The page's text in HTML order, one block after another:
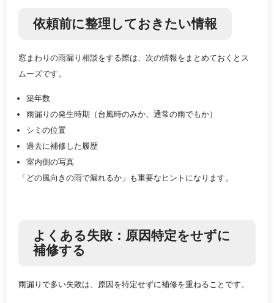
依頼前に整理しておきたい情報
窓まわりの雨漏り相談をする際は、次の情報をまとめておくとス
ムーズです。
築年数
雨漏りの発生時期（台風時のみか、通常の雨でもか）
シミの位置
過去に補修した履歴
室内側の写真
「どの風向きの雨で漏れるか」も重要なヒントになります。
よくある失敗：原因特定をせずに
補修する
雨漏りで多い失敗は、原因を特定せずに補修を重ねることです。